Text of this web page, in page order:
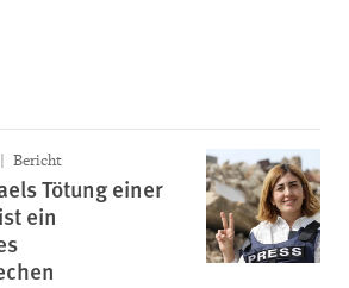
Bericht
Tötung einer
ein